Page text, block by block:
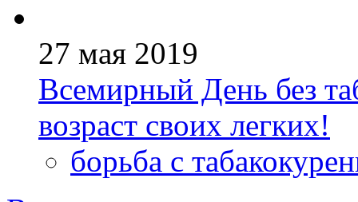
27 мая 2019
Всемирный День без
возраст своих легких!
борьба с